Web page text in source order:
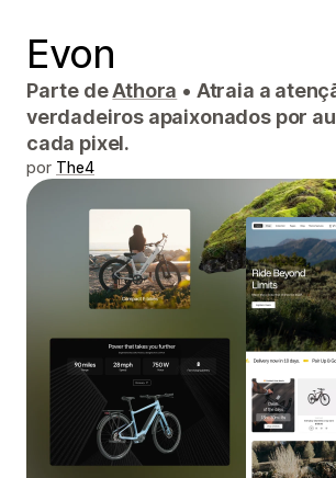
Evon
Parte deAthora • Atraia a
verdadeiros apaixonados por
cada pixel.
por The4